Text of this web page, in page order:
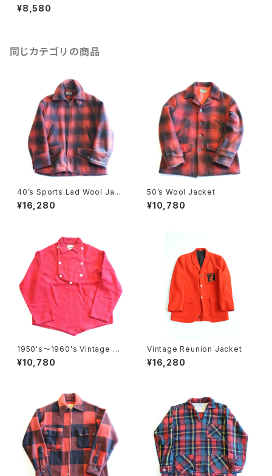
ports wear" C.P.O
¥8,580
同じカテゴリの商品
40’s Sports Lad Wool Jack
et
¥16,280
50’s Wool Jacket
¥10,780
1950's〜1960's Vintage Pul
lover C.P.O
¥10,780
Vintage Reunion Jacket
¥16,280